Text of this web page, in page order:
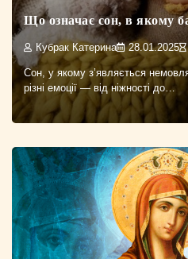
Що означає сон, в якому
Кубрак Катерина 28.01.2025
Сон, у якому з’являється
різні емоції — від ніжності до…